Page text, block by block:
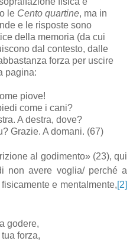
le Cento quartine, ma in
e le risposte sono
della memoria (da cui
dal contesto, dalle
forza per uscire
pagina:
piove!
come i cani?
A destra, dove?
Grazie. A domani. (67)
al godimento» (23), qui
non avere voglia/ perché a
e mentalmente,[2]
godere,
forza,